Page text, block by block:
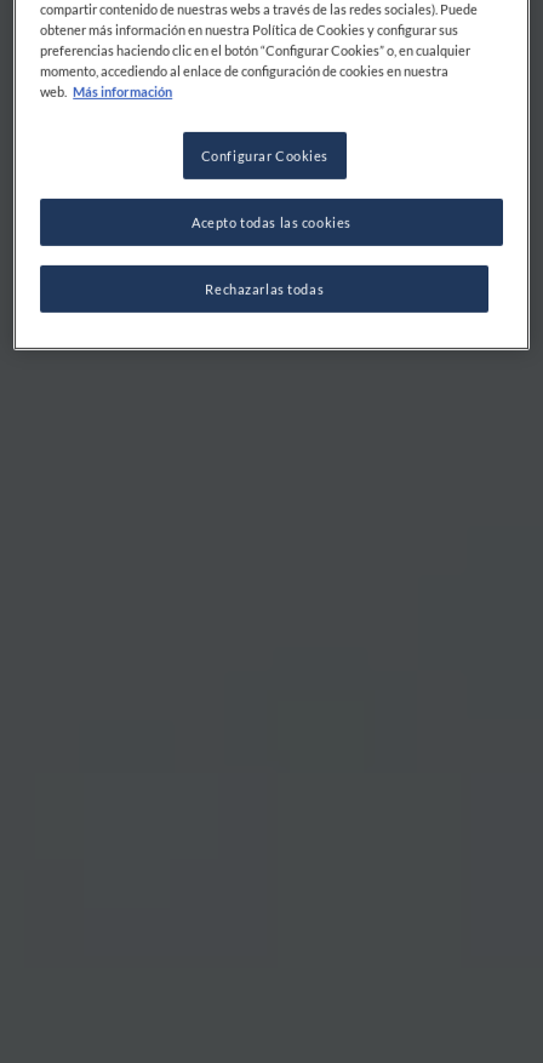
compartir contenido de nuestras webs a través de las redes sociales). Puede
obtener más información en nuestra Política de Cookies y configurar sus
preferencias haciendo clic en el botón “Configurar Cookies” o, en cualquier
momento, accediendo al enlace de configuración de cookies en nuestra
web. Más información
Configurar Cookies
Rechazarlas todas
Acepto todas las cookies